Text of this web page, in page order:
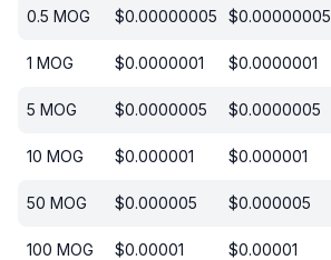
0.5 MOG $0.00000005 $0.00000005
1 MOG $0.0000001 $0.0000001
5 MOG $0.0000005 $0.0000005
10 MOG $0.000001 $0.000001
50 MOG $0.000005 $0.000005
100 MOG $0.00001 $0.00001